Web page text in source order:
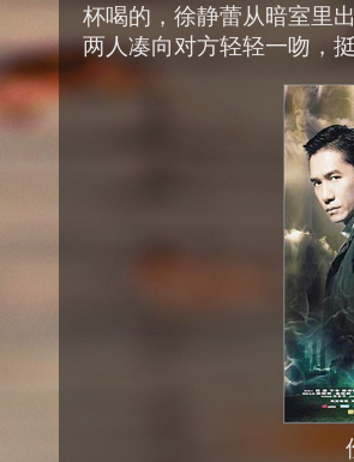
杯喝的，徐静蕾从暗室里
两人凑向对方轻轻一吻，